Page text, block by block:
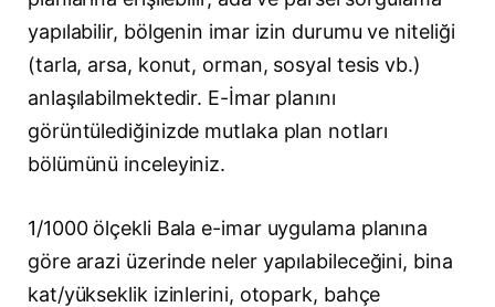
yapılabilir, bölgenin imar izin durumu ve niteliği
(tarla, arsa, konut, orman, sosyal tesis vb.)
anlaşılabilmektedir. E-İmar planını
görüntülediğinizde mutlaka plan notları
bölümünü inceleyiniz.
1/1000 ölçekli Bala e-imar uygulama planına
göre arazi üzerinde neler yapılabileceğini, bina
kat/yükseklik izinlerini, otopark, bahçe